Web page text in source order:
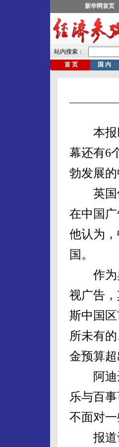
本报巴
幕还有6
勃发展
英国传
在中国
他认为
国。
作为奥
视广告
斯中国
所未有
金预算
阿迪达
乐与百
不面对
报道认